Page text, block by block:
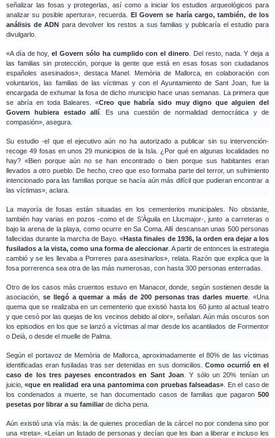
señalizar las fosas y protegerlas, así como a iniciar los estudios arqueológicos para
analizar su posible apertura», recuerda. El Govern se haría cargo, también, de los
análisis de ADN para devolver los restos a sus familias y publicaría el estudio para
divulgarlo.
«A día de hoy,el Govern sólo ha cumplido con el dinero . Del resto, nada. Y deja a
las familias sin protección, porque la gente que está en esas fosas son ciudadanos
españoles asesinados», destaca Manel. Memòria de Mallorca, en colaboración con
voluntarios, las familias de las víctimas y con el Ayuntamiento de Sant Joan, fue la
encargada de exhumar la fosa de dicho municipio hace unas semanas. La primera que
se abría en toda Baleares. «Creo que habría sido muy digno que alguien del
Govern hubiera estado allí. Es una cuestión de normalidad democrática y de
compasión», asegura.
Su estudio -el que el ejecutivo aún no ha autorizado a publicar sin su intervención-
recoge 49 fosas en unos 29 municipios de la Isla. ¿Por qué en algunas localidades no
hay? «Bien porque aún no se han encontrado o bien porque sus habitantes eran
llevados a otro pueblo. De hecho, creo que eso formaba parte del terror, un sufrimiento
intencionado para las familias porque se hacía aún más difícil que pudieran encontrar a
las víctimas», aclara.
La mayoría de fosas están situadas en los cementerios municipales. No obstante,
también hay varias en pozos -como el de S’Àguila en Llucmajor-, junto a carreteras o
bajo la arena de la playa, como ocurre en Sa Coma. Allí descansan unas 500 personas
fallecidas durante la marcha de Bayo. «Hasta finales de 1936, la orden era dejar a los
fusilados a la vista, como una forma de aleccionar . A partir de entonces la estrategia
cambió y se les llevaba a Porreres para asesinarlos», relata. Razón que explica que la
fosa porrerenca sea otra de las más numerosas, con hasta 300 personas enterradas.
Otro de los casos más cruentos estuvo en Manacor, donde, según sostienen desde la
asociación, se llegó a quemar a más de 200 personas tras darles muerte . «Una
quema que se realizaba en un cementerio que existió hasta los 60 junto al actual teatro
y que cesó por las quejas de los vecinos debido al olor», señalan. Aún más oscuros son
los episodios en los que se lanzó a víctimas al mar desde los acantilados de Formentor
o Deià, o desde el muelle de Palma.
Según el portavoz de Memòria de Mallorca, aproximadamente el 80% de las víctimas
identificadas eran fusiladas tras ser detenidas en sus domicilios. Como ocurrió en el
caso de los tres payeses encontrados en Sant Joan . Y sólo un 20% tenían un
juicio,«que en realidad era una pantomima con pruebas falseadas» . En el caso de
los condenados a muerte, se han documentado casos de familias que pagaron 500
pesetas por librar a su familiar de dicha pena.
Aún existió una vía más: la de quienes procedían de la cárcel no por condena sino por
una «treta». «Leían un listado de personas y decían que les iban a liberar e incluso les